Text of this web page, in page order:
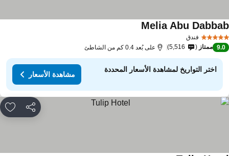
فندق
Melia Abu
9.0 ممتاز 5,516 على بُعد 0.4 كم من الشاطئ
اختر التواريخ لمشاهدة الأسعار المحددة
مشاهدة الأسعار
مشاركة